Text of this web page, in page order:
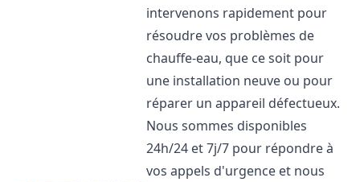
intervenons rapidement pour
résoudre vos problèmes de
chauffe-eau, que ce soit pour
une installation neuve ou pour
réparer un appareil défectueux.
Nous sommes disponibles
24h/24 et 7j/7 pour répondre à
vos appels d'urgence et nous